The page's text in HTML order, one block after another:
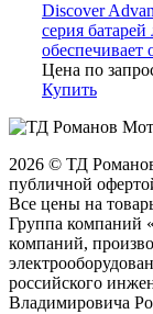
Discover
серия
обеспечивает
Цена по
Купить
2026 © ТД
публичной
Все цены на
Группа компаний
компаний,
российского
Владимировича